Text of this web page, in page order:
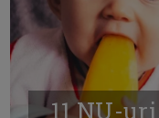
11 NU-